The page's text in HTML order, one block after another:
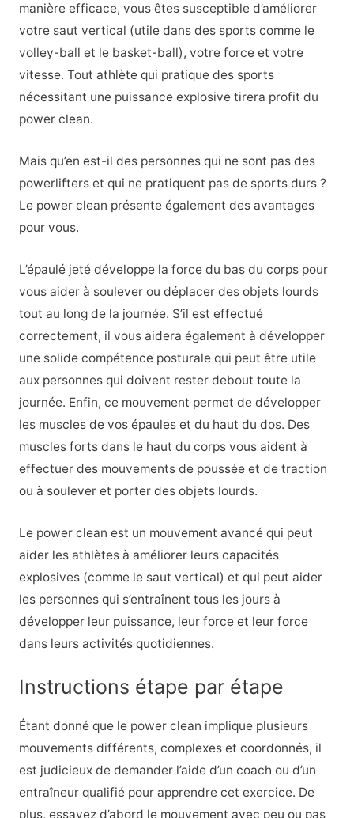
manière efficace, vous êtes susceptible d’améliorer
votre saut vertical (utile dans des sports comme le
volley-ball et le basket-ball), votre force et votre
vitesse. Tout athlète qui pratique des sports
nécessitant une puissance explosive tirera profit du
power clean.
Mais qu’en est-il des personnes qui ne sont pas des
powerlifters et qui ne pratiquent pas de sports durs ?
Le power clean présente également des avantages
pour vous.
L’épaulé jeté développe la force du bas du corps pour
vous aider à soulever ou déplacer des objets lourds
tout au long de la journée. S’il est effectué
correctement, il vous aidera également à développer
une solide compétence posturale qui peut être utile
aux personnes qui doivent rester debout toute la
journée. Enfin, ce mouvement permet de développer
les muscles de vos épaules et du haut du dos. Des
muscles forts dans le haut du corps vous aident à
effectuer des mouvements de poussée et de traction
ou à soulever et porter des objets lourds.
Le power clean est un mouvement avancé qui peut
aider les athlètes à améliorer leurs capacités
explosives (comme le saut vertical) et qui peut aider
les personnes qui s’entraînent tous les jours à
développer leur puissance, leur force et leur force
dans leurs activités quotidiennes.
Instructions étape par étape
Étant donné que le power clean implique plusieurs
mouvements différents, complexes et coordonnés, il
est judicieux de demander l’aide d’un coach ou d’un
entraîneur qualifié pour apprendre cet exercice. De
plus, essayez d’abord le mouvement avec peu ou pas